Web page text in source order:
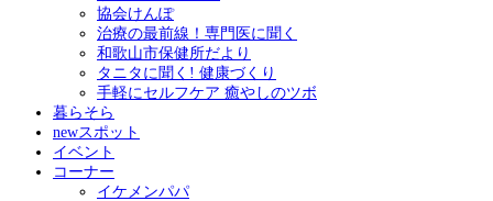
協会けんぽ
治療の最前線！専門医に聞く
和歌山市保健所だより
タニタに聞く! 健康づくり
手軽にセルフケア 癒やしのツボ
暮らそら
newスポット
イベント
コーナー
イケメンパパ